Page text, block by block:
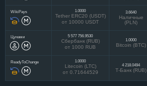
WikiPays 1.0000
Tether ERC20 (USDT)
от 10000 USDT
3.6640
Наличные
(PLN)
Цунами 5 577 756.9530
Сбербанк (RUB)
от 1000 RUB
1.0000
Bitcoin (BTC)
ReadyToChange 1.0000
Litecoin (LTC)
от 0.71644529
4 218.0494
Т-Банк (RUB)